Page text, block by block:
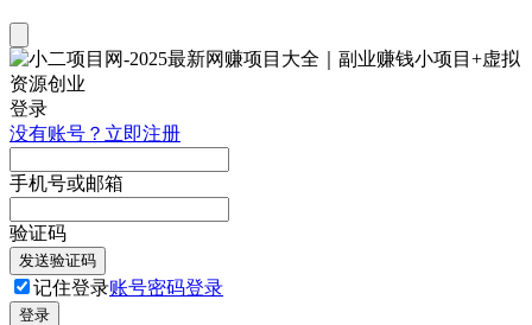
登录
没有账号？立即注册
手机号或邮箱
验证码
发送验证码
记住登录账号密码登录
登录